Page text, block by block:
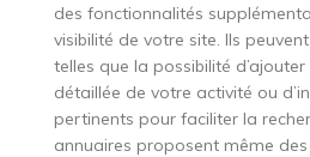
des fonctionnalités
visibilité de votre site. Ils
telles que la possibilité
détaillée de votre activité ou
pertinents pour faciliter la
annuaires proposent même